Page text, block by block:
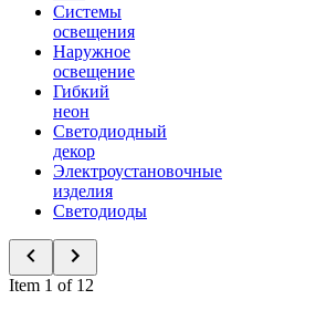
Системы
освещения
Наружное
освещение
Гибкий
неон
Светодиодный
декор
Электроустановочные
изделия
Светодиоды
Item 1 of 12